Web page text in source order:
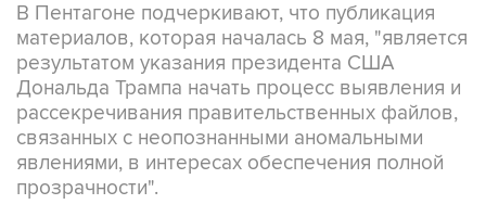
В Пентагоне подчеркивают, что публикация
материалов, которая началась 8 мая, "является
результатом указания президента США
Дональда Трампа начать процесс выявления и
рассекречивания правительственных файлов,
связанных с неопознанными аномальными
явлениями, в интересах обеспечения полной
прозрачности".